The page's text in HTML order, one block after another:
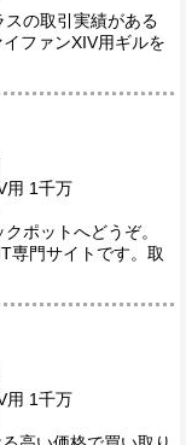
の取引実績がある
ファンXIV用ギルを
用 1千万
ポットへどうぞ。
専門サイトです。取
用 1千万